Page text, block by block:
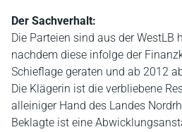
Der Sachverhalt:
Die Parteien sind aus der WestLB
nachdem diese infolge der
Schieflage geraten und ab 2012
Die Klägerin ist die verbliebene
alleiniger Hand des Landes
Beklagte ist eine